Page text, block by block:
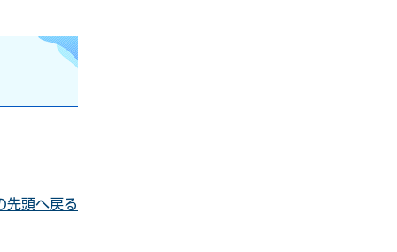
先頭へ戻る